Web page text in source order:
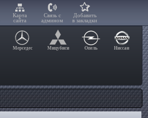
Карта
сайта
Связь с
админом
Добавить
в закладки
Мерседес Мицубиси Опель Ниссан